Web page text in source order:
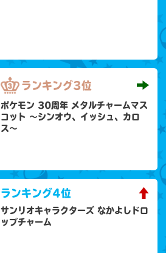
ランキング3位
ポケモン 30周年 メタルチャームマス
コット 〜シンオウ、イッシュ、カロ
ス〜
ランキング4位
サンリオキャラクターズ なかよしドロ
ップチャーム